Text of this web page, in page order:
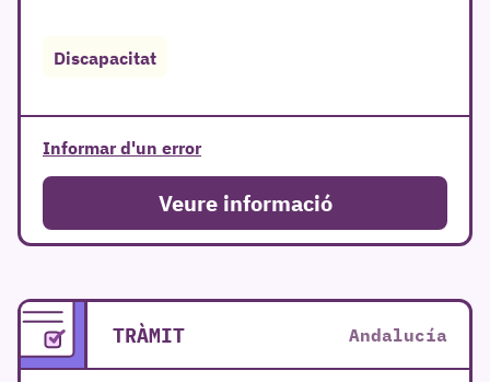
Discapacitat
Informar d'un error
Veure informació
TRÀMIT Andalucía